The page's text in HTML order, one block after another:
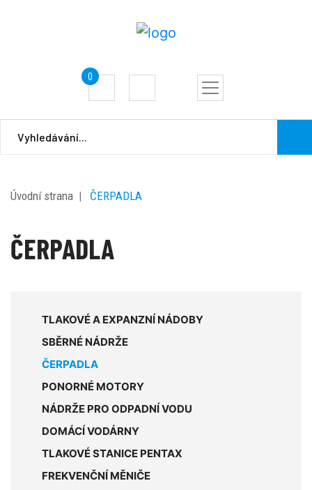
0
Úvodní strana ČERPADLA
ČERPADLA
TLAKOVÉ A EXPANZNÍ NÁDOBY
SBĚRNÉ NÁDRŽE
ČERPADLA
PONORNÉ MOTORY
NÁDRŽE PRO ODPADNÍ VODU
DOMÁCÍ VODÁRNY
TLAKOVÉ STANICE PENTAX
FREKVENČNÍ MĚNIČE